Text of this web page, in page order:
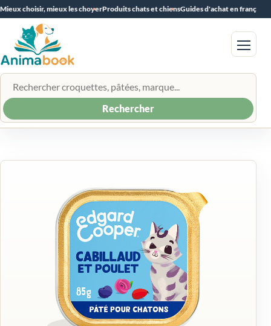
Mieux choisir, mieux les choyerProduits chats et chiensGuides d'achat en français
Rechercher un produit
Rechercher
Menu